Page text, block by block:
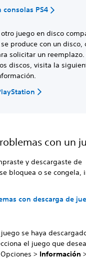
PS4
juego en disco
produce con un disco,
solicitar un
discos, visita la
con un
y descargaste de
bloquea o se congela,
con descarga de
se haya
el juego que
> Información >